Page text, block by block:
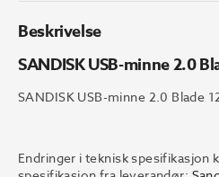
Beskrivelse
SANDISK USB-minne 2.0
SANDISK USB-minne 2.0 Blade
Endringer i teknisk spesifikasjon